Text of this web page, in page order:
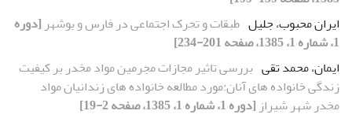
ایران محبوب، جلیل طبقات و تحرک اجتماعی در فارس و بوشهر [دوره
1، شماره 1، 1385، صفحه 201-234]
ایمان، محمد تقی بررسی تاثیر مجازات مجرمین مواد مخدر بر کیفیت
زندگی خانواده های آنان:مورد مطالعه خانواده های زندانیان مواد
مخدر شهر شیراز [دوره 1، شماره 1، 1385، صفحه 2-19]